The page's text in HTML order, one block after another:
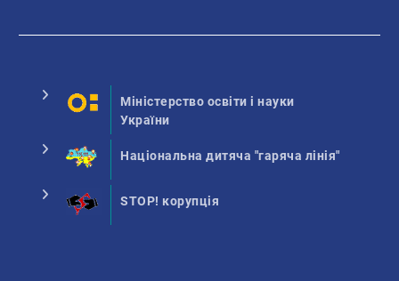
Міністерство освіти і науки
України
Національна дитяча "гаряча лінія"
STOP! корупція